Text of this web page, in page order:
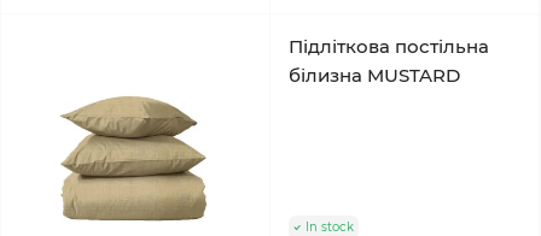
Підліткова постільна
білизна MUSTARD
In stock